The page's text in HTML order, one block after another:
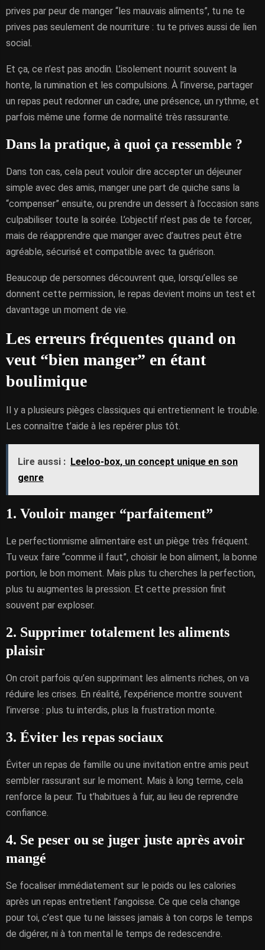
prives par peur de manger “les mauvais aliments”, tu ne te
prives pas seulement de nourriture : tu te prives aussi de lien
social.
Et ça, ce n’est pas anodin. L’isolement nourrit souvent la
honte, la rumination et les compulsions. À l’inverse, partager
un repas peut redonner un cadre, une présence, un rythme, et
parfois même une forme de normalité très rassurante.
Dans la pratique, à quoi ça ressemble ?
Dans ton cas, cela peut vouloir dire accepter un déjeuner
simple avec des amis, manger une part de quiche sans la
“compenser” ensuite, ou prendre un dessert à l’occasion sans
culpabiliser toute la soirée. L’objectif n’est pas de te forcer,
mais de réapprendre que manger avec d’autres peut être
agréable, sécurisé et compatible avec ta guérison.
Beaucoup de personnes découvrent que, lorsqu’elles se
donnent cette permission, le repas devient moins un test et
davantage un moment de vie.
Les erreurs fréquentes quand on
veut “bien manger” en étant
boulimique
Il y a plusieurs pièges classiques qui entretiennent le trouble.
Les connaître t’aide à les repérer plus tôt.
Lire aussi : Leeloo-box, un concept unique en son
genre
1. Vouloir manger “parfaitement”
Le perfectionnisme alimentaire est un piège très fréquent.
Tu veux faire “comme il faut”, choisir le bon aliment, la bonne
portion, le bon moment. Mais plus tu cherches la perfection,
plus tu augmentes la pression. Et cette pression finit
souvent par exploser.
2. Supprimer totalement les aliments
plaisir
On croit parfois qu’en supprimant les aliments riches, on va
réduire les crises. En réalité, l’expérience montre souvent
l’inverse : plus tu interdis, plus la frustration monte.
3. Éviter les repas sociaux
Éviter un repas de famille ou une invitation entre amis peut
sembler rassurant sur le moment. Mais à long terme, cela
renforce la peur. Tu t’habitues à fuir, au lieu de reprendre
confiance.
4. Se peser ou se juger juste après avoir
mangé
Se focaliser immédiatement sur le poids ou les calories
après un repas entretient l’angoisse. Ce que cela change
pour toi, c’est que tu ne laisses jamais à ton corps le temps
de digérer, ni à ton mental le temps de redescendre.